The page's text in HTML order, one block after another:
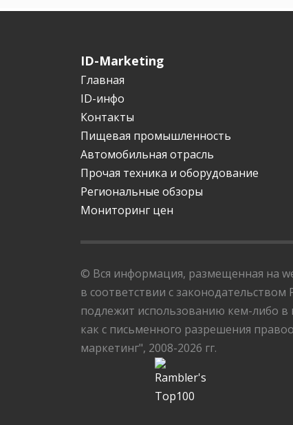
ID-Marketing
Главная
ID-инфо
Контакты
Пищевая промышленность
Автомобильная отрасль
Прочая техника и оборудование
Региональные обзоры
Мониторинг цен
© Вся информация, размещенная на
в соответствии с
подлежит использованию кем-либо в
как с письменного разрешения
маркетинг", 2008-2026 гг.